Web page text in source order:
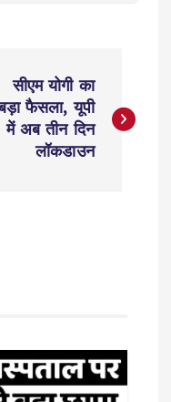
सीएम योगी का
फैसला, यूपी
में अब तीन दिन
लॉकडाउन